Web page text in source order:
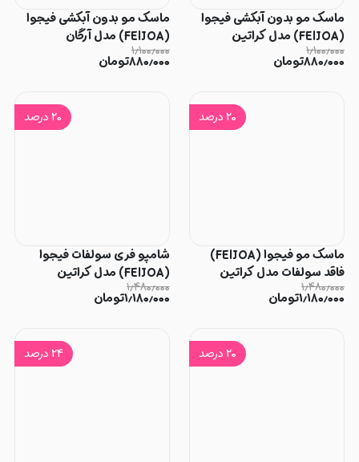
ماسک مو بدون آبکشی فیجوا
(FEIJOA) مدل کراتین
۱٫۱۰۰٫۰۰۰
۸۸۰٫۰۰۰تومان
ماسک مو بدون آبکشی فیجوا
(FEIJOA) مدل آرگان
۱٫۱۰۰٫۰۰۰
۸۸۰٫۰۰۰تومان
۲۰ درصد
ماسک مو فیجوا (FEIJOA)
فاقد سولفات مدل کراتین
۱٫۴۸۰٫۰۰۰
۱٫۱۸۰٫۰۰۰تومان
۲۰ درصد
شامپو فری سولفات فیجوا
(FEIJOA) مدل کراتین
۱٫۴۸۰٫۰۰۰
۱٫۱۸۰٫۰۰۰تومان
۲۰ درصد ۲۴ درصد